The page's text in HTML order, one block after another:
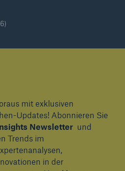
mit exklusiven
Updates! Abonnieren Sie
Newsletterund
Trends im
in der